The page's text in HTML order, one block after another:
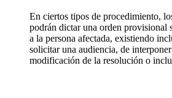
En ciertos tipos de procedimiento,
podrán dictar una orden provisional
a la persona afectada, existiendo
solicitar una audiencia, de
modificación de la resolución o